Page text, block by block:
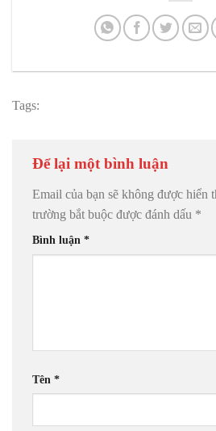
Tags:
Để lại một bình luận
Email của bạn sẽ không được hiển
trường bắt buộc được đánh dấu *
Bình luận *
Tên *